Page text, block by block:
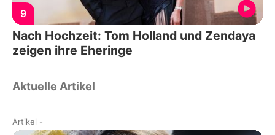
9
Nach Hochzeit: Tom Holland und Zendaya
zeigen ihre Eheringe
Aktuelle Artikel
Artikel -